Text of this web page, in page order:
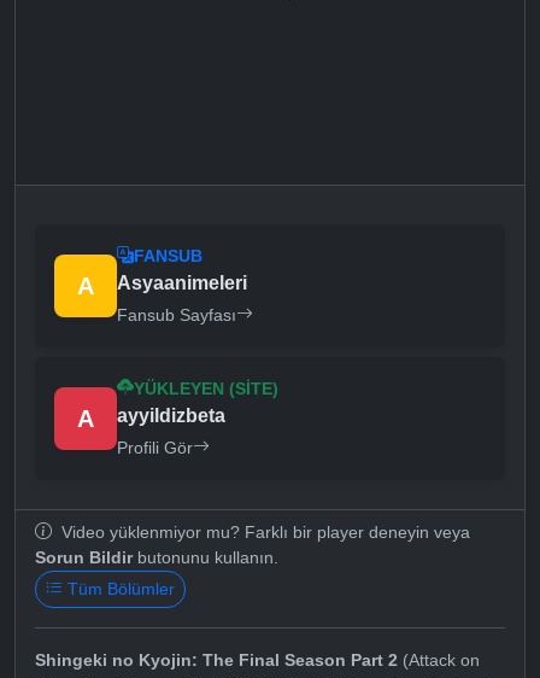
A
FANSUB
Asyaanimeleri
Fansub Sayfası
A
YÜKLEYEN (SITE)
ayyildizbeta
Profili Gör
Video yüklenmiyor mu? Farklı bir player deneyin veya
Sorun Bildirbutonunu kullanın.
Tüm Bölümler
Shingeki no Kyojin: The Final Season Part 2 (Attack on